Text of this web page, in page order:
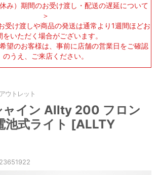
み）期間のお受け渡し・配送の遅延について
＞
受け渡しや商品の発送は通常より1週間ほどお
をいただく場合がございます。
望のお客様は、事前に店舗の営業日をご確認
のうえ、ご来店ください。
ウトレット
ャイン Allty 200 フロン
池式ライト [ALLTY